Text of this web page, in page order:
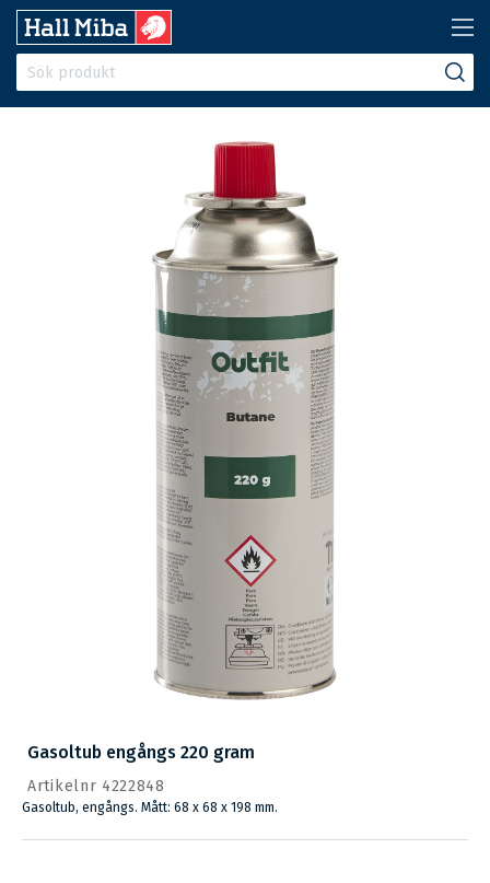
Gasoltub engångs 220 gram
Artikelnr 4222848
Gasoltub, engångs. Mått: 68 x 68 x 198 mm.